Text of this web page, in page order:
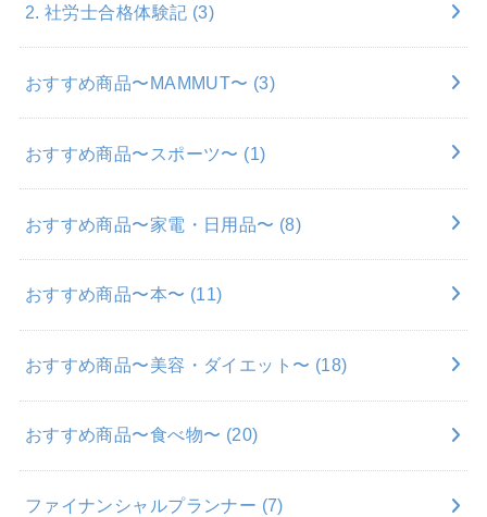
2. 社労士合格体験記 (3)
おすすめ商品〜MAMMUT〜 (3)
おすすめ商品〜スポーツ〜 (1)
おすすめ商品〜家電・日用品〜 (8)
おすすめ商品〜本〜 (11)
おすすめ商品〜美容・ダイエット〜 (18)
おすすめ商品〜食べ物〜 (20)
ファイナンシャルプランナー (7)